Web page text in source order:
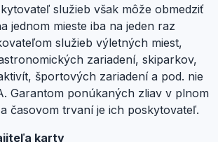
služieb však môže obmedziť
jednom mieste iba na jeden raz
služieb výletných miest,
zariadení, skiparkov,
športových zariadení a pod. nie
Garantom ponúkaných zliav v plnom
časovom trvaní je ich poskytovateľ.
karty